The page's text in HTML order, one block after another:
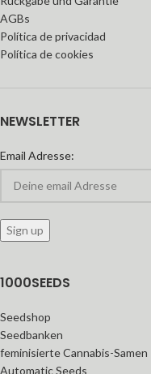
AGBs
Política de privacidad
Política de cookies
NEWSLETTER
Email Adresse:
1000SEEDS
Seedshop
Seedbanken
feminisierte Cannabis-Samen
Automatic Seeds